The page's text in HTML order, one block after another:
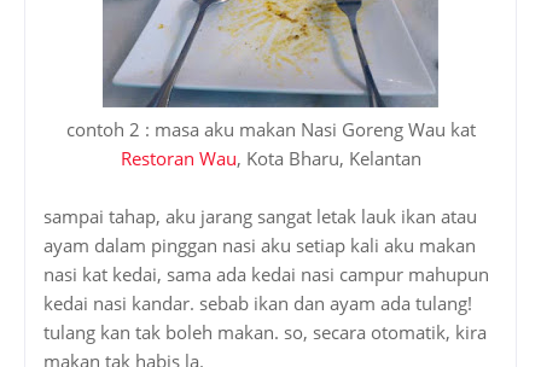
contoh 2 : masa aku makan Nasi Goreng Wau kat
Restoran Wau, Kota Bharu, Kelantan
sampai tahap, aku jarang sangat letak lauk ikan atau
ayam dalam pinggan nasi aku setiap kali aku makan
nasi kat kedai, sama ada kedai nasi campur mahupun
kedai nasi kandar. sebab ikan dan ayam ada tulang!
tulang kan tak boleh makan. so, secara otomatik, kira
makan tak habis la.